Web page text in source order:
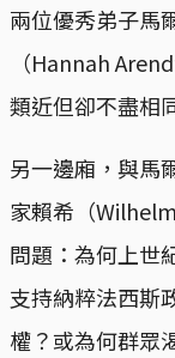
兩位優秀弟子馬
（Hannah
類近但卻不盡相
另一邊廂，與馬
家賴希（
問題：為何上世
支持納粹法西
權？或為何群眾